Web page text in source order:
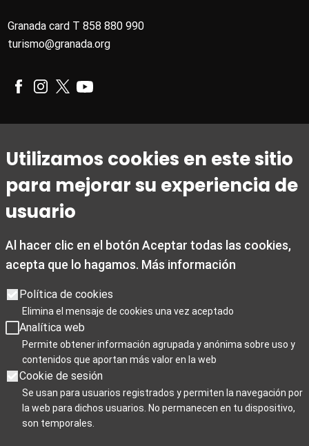
Granada card T 858 880 990
turismo@granada.org
De 1 de marzo a 31 de octubre
De lunes a viernes de 09:00 a 20:00
Sábados de 10:00 a 14:00 y de 15:30 a 19:00
Domingos y festivos de 10:00 a 15:00
De 1 noviembre a 28 de febrero
De lunes a viernes de 09:00 a 19:00
Sábados de 10:00 a 19:00
Domingos y festivos de 10:00 a 15:00
Días de cierre 25 de Navidad, 1 de enero y 6 de enero
Para Profesionales
Utilizamos cookies en este sitio
para mejorar su experiencia de
usuario
Al hacer clic en el botón Aceptar todas las cookies,
acepta que lo hagamos. Más información
Política de cookies
Elimina el mensaje de cookies una vez aceptado
Analítica web
Permite obtener información agrupada y anónima sobre uso y
contenidos que aportan más valor en la web
Cookie de sesión
Se usan para usuarios registrados y permiten la navegación por
la web para dichos usuarios. No permanecen en tu dispositivo,
son temporales.